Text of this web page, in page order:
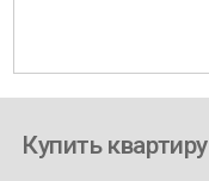
Купить квартиру